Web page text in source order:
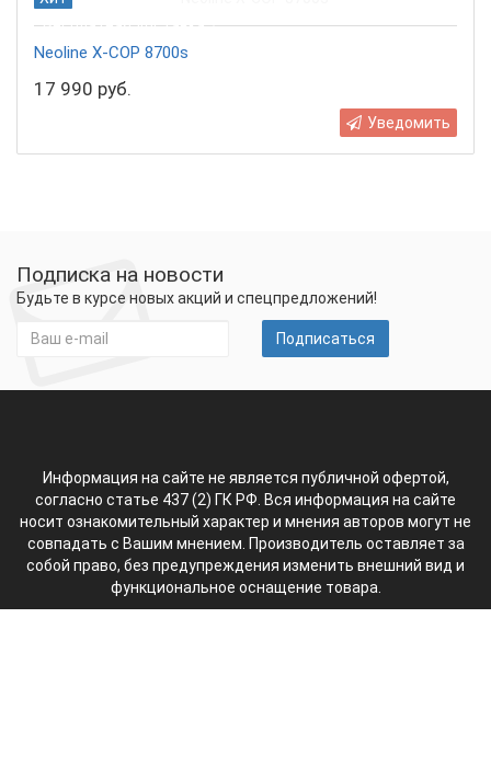
Бесплатная доставка
Neoline X-COP 8700s
17 990 руб.
Уведомить
Подписка на новости
Будьте в курсе новых акций и спецпредложений!
Подписаться
Информация на сайте не является публичной офертой,
согласно статье 437 (2) ГК РФ. Вся информация на сайте
носит ознакомительный характер и мнения авторов могут не
совпадать с Вашим мнением. Производитель оставляет за
собой право, без предупреждения изменить внешний вид и
функциональное оснащение товара.